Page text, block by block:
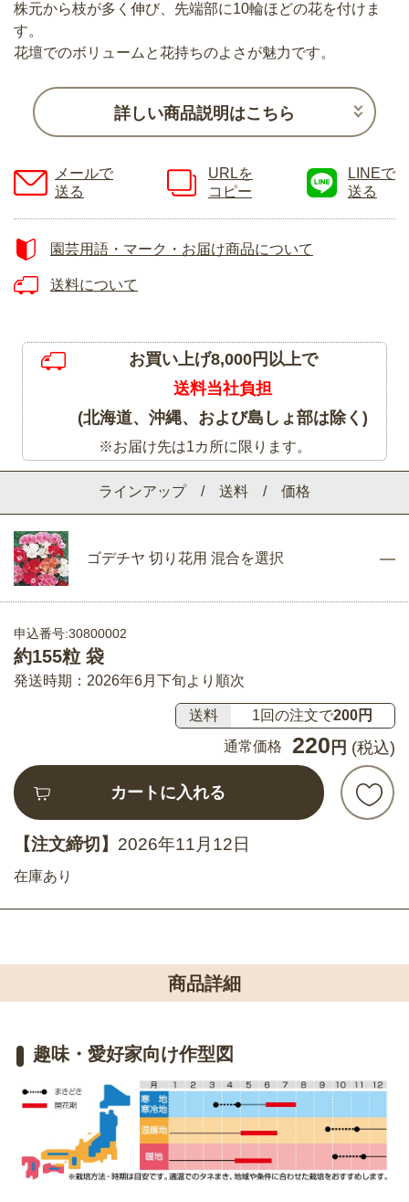
ラインアップ / 送料 / 価格
ゴデチヤ 切り花用 混合を選択
申込番号:30800002
約155粒 袋
発送時期：2026年6月下旬より順次
送料 1回の注文で200円
通常価格
220 円 (税込)
カートに入れる
【注文締切】 2026年11月12日
在庫あり
株元から枝が多く伸び、先端部に10輪ほどの花を付けま
す。
花壇でのボリュームと花持ちのよさが魅力です。
詳しい商品説明はこちら
メールで
送る
URLを
コピー
LINEで
送る
園芸用語・マーク・お届け商品について
送料について
お買い上げ8,000円以上で
送料当社負担
(北海道、沖縄、および島しょ部は除く)
※お届け先は1カ所に限ります。
商品詳細
趣味・愛好家向け作型図